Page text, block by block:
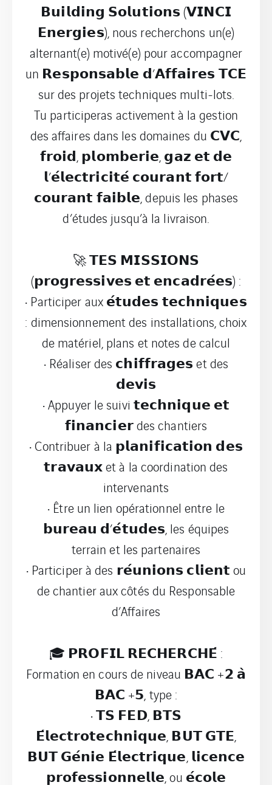
𝗕𝘂𝗶𝗹𝗱𝗶𝗻𝗴 𝗦𝗼𝗹𝘂𝘁𝗶𝗼𝗻𝘀 (𝗩𝗜𝗡𝗖𝗜
𝗘𝗻𝗲𝗿𝗴𝗶𝗲𝘀), nous recherchons un(e)
alternant(e) motivé(e) pour accompagner
un 𝗥𝗲𝘀𝗽𝗼𝗻𝘀𝗮𝗯𝗹𝗲 𝗱’𝗔𝗳𝗳𝗮𝗶𝗿𝗲𝘀 𝗧𝗖𝗘
sur des projets techniques multi-lots.
Tu participeras activement à la gestion
des affaires dans les domaines du 𝗖𝗩𝗖,
𝗳𝗿𝗼𝗶𝗱, 𝗽𝗹𝗼𝗺𝗯𝗲𝗿𝗶𝗲, 𝗴𝗮𝘇 𝗲𝘁 𝗱𝗲
𝗹’𝗲́𝗹𝗲𝗰𝘁𝗿𝗶𝗰𝗶𝘁𝗲́ 𝗰𝗼𝘂𝗿𝗮𝗻𝘁 𝗳𝗼𝗿𝘁/
𝗰𝗼𝘂𝗿𝗮𝗻𝘁 𝗳𝗮𝗶𝗯𝗹𝗲, depuis les phases
d’études jusqu’à la livraison.
🚀 𝗧𝗘𝗦 𝗠𝗜𝗦𝗦𝗜𝗢𝗡𝗦
(𝗽𝗿𝗼𝗴𝗿𝗲𝘀𝘀𝗶𝘃𝗲𝘀 𝗲𝘁 𝗲𝗻𝗰𝗮𝗱𝗿𝗲́𝗲𝘀) :
• Participer aux 𝗲́𝘁𝘂𝗱𝗲𝘀 𝘁𝗲𝗰𝗵𝗻𝗶𝗾𝘂𝗲𝘀
: dimensionnement des installations, choix
de matériel, plans et notes de calcul
• Réaliser des 𝗰𝗵𝗶𝗳𝗳𝗿𝗮𝗴𝗲𝘀 et des
𝗱𝗲𝘃𝗶𝘀
• Appuyer le suivi 𝘁𝗲𝗰𝗵𝗻𝗶𝗾𝘂𝗲 𝗲𝘁
𝗳𝗶𝗻𝗮𝗻𝗰𝗶𝗲𝗿 des chantiers
• Contribuer à la 𝗽𝗹𝗮𝗻𝗶𝗳𝗶𝗰𝗮𝘁𝗶𝗼𝗻 𝗱𝗲𝘀
𝘁𝗿𝗮𝘃𝗮𝘂𝘅 et à la coordination des
intervenants
• Être un lien opérationnel entre le
𝗯𝘂𝗿𝗲𝗮𝘂 𝗱’𝗲́𝘁𝘂𝗱𝗲𝘀, les équipes
terrain et les partenaires
• Participer à des 𝗿𝗲́𝘂𝗻𝗶𝗼𝗻𝘀 𝗰𝗹𝗶𝗲𝗻𝘁 ou
de chantier aux côtés du Responsable
d’Affaires
🎓 𝗣𝗥𝗢𝗙𝗜𝗟 𝗥𝗘𝗖𝗛𝗘𝗥𝗖𝗛𝗘́ :
Formation en cours de niveau 𝗕𝗔𝗖 +𝟮 𝗮̀
𝗕𝗔𝗖 +𝟱, type :
• 𝗧𝗦 𝗙𝗘𝗗, 𝗕𝗧𝗦
𝗘́𝗹𝗲𝗰𝘁𝗿𝗼𝘁𝗲𝗰𝗵𝗻𝗶𝗾𝘂𝗲, 𝗕𝗨𝗧 𝗚𝗧𝗘,
𝗕𝗨𝗧 𝗚𝗲́𝗻𝗶𝗲 𝗘́𝗹𝗲𝗰𝘁𝗿𝗶𝗾𝘂𝗲, 𝗹𝗶𝗰𝗲𝗻𝗰𝗲
𝗽𝗿𝗼𝗳𝗲𝘀𝘀𝗶𝗼𝗻𝗻𝗲𝗹𝗹𝗲, ou 𝗲́𝗰𝗼𝗹𝗲